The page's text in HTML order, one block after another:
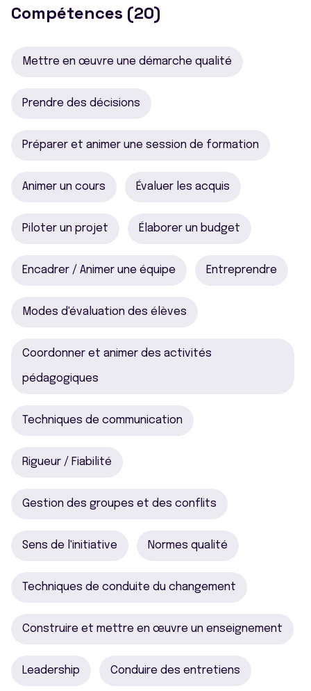
Compétences (20)
Mettre en œuvre une démarche qualité
Prendre des décisions
Préparer et animer une session de formation
Animer un cours Évaluer les acquis
Piloter un projet Élaborer un budget
Encadrer / Animer une équipe Entreprendre
Modes d'évaluation des élèves
Coordonner et animer des activités
pédagogiques
Techniques de communication
Rigueur / Fiabilité
Gestion des groupes et des conflits
Sens de l'initiative Normes qualité
Techniques de conduite du changement
Construire et mettre en œuvre un enseignement
Leadership Conduire des entretiens